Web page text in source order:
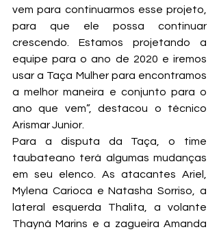
vem para continuarmos esse projeto,
para que ele possa continuar
crescendo. Estamos projetando a
equipe para o ano de 2020 e iremos
usar a Taça Mulher para encontramos
a melhor maneira e conjunto para o
ano que vem”, destacou o técnico
Arismar Junior.
Para a disputa da Taça, o time
taubateano terá algumas mudanças
em seu elenco. As atacantes Ariel,
Mylena Carioca e Natasha Sorriso, a
lateral esquerda Thalita, a volante
Thayná Marins e a zagueira Amanda